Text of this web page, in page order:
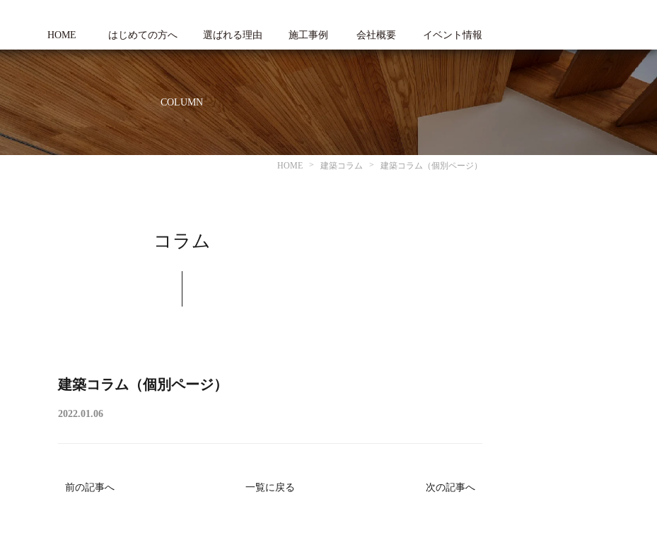
HOME はじめての方へ 選ばれる理由 施工事例 会社概要 イベント情報
COLUMN
HOME 建築コラム 建築コラム（個別ページ）
コラム
建築コラム（個別ページ）
2022.01.06
前の記事へ 一覧に戻る 次の記事へ